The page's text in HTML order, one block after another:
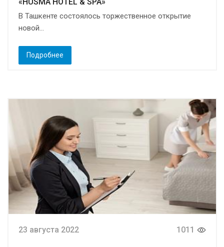
В Ташкенте состоялось торжественное открытие
новой...
Подробнее
23 августа 2022 1011